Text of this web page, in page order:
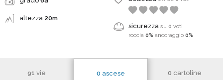
altezza 20m
sicurezzasu 0voti
roccia0% ancoraggio0%
91vie 0 ascese 0 cartoline